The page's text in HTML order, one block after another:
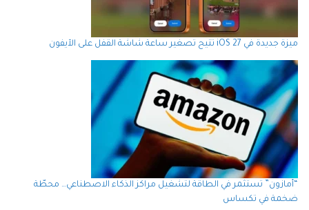
ميزة جديدة في iOS 27 تتيح تصغير ساعة شاشة القفل على الآيفون
“أمازون” تستثمر في الطاقة لتشغيل مراكز الذكاء الاصطناعي… محطّة
ضخمة في تكساس